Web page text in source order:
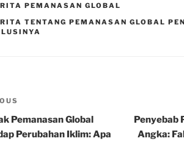
PEMANASAN GLOBAL
TENTANG PEMANASAN GLOBAL
Pemanasan Global
Perubahan Iklim: Apa
Penyebab
Angka: